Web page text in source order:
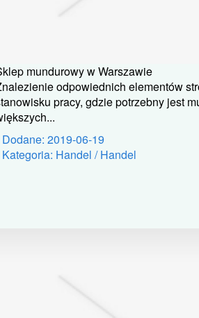
mundurowy w Warszawie
odpowiednich elementów
pracy, gdzie potrzebny jest
Dodane: 2019-06-19
Kategoria: Handel / Handel